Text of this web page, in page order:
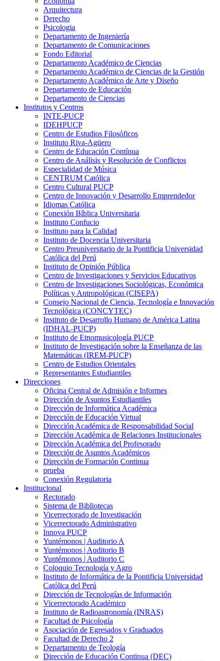
Arquitectura
Derecho
Psicologia
Departamento de Ingeniería
Departamento de Comunicaciones
Fondo Editorial
Departamento Académico de Ciencias
Departamento Académico de Ciencias de la Gestión
Departamento Académico de Arte y Diseño
Departamento de Educación
Departamento de Ciencias
Institutos y Centros
INTE-PUCP
IDEHPUCP
Centro de Estudios Filosóficos
Instituto Riva-Agüero
Centro de Educación Contínua
Centro de Análisis y Resolución de Conflictos
Especialidad de Música
CENTRUM Católica
Centro Cultural PUCP
Centro de Innovación y Desarrollo Emprendedor
Idiomas Católica
Conexión Bíblica Universitaria
Instituto Confucio
Instituto para la Calidad
Instituto de Docencia Universitaria
Centro Preuniversitario de la Pontificia Universidad
Católica del Perú
Instituto de Opinión Pública
Centro de Investigaciones y Servicios Educativos
Centro de Investigaciones Sociológicas, Económica
Políticas y Antropológicas (CISEPA)
Consejo Nacional de Ciencia, Tecnología e Innovación
Tecnológica (CONCYTEC)
Instituto de Desarrollo Humano de América Latina
(IDHAL-PUCP)
Instituto de Etnomusicología PUCP
Instituto de Investigación sobre la Enseñanza de las
Matemáticas (IREM-PUCP)
Centro de Estudios Orientales
Representantes Estudiantiles
Direcciones
Oficina Central de Admisión e Informes
Dirección de Asuntos Estudiantiles
Dirección de Informática Académica
Dirección de Educación Virtual
Dirección Académica de Responsabilidad Social
Dirección Académica de Relaciones Institucionales
Dirección Académica del Profesorado
Dirección de Asuntos Académicos
Dirección de Formación Continua
prueba
Conexión Regulatoria
Institucional
Rectorado
Sistema de Bibliotecas
Vicerrectorado de Investigación
Vicerrectorado Administrativo
Innova PUCP
Yuntémonos | Auditorio A
Yuntémonos | Auditorio B
Yuntémonos | Auditorio C
Coloquio Tecnología y Agro
Instituto de Informática de la Pontificia Universidad
Católica del Perú
Dirección de Tecnologías de Información
Vicerrectorado Académico
Instituto de Radioastronomía (INRAS)
Facultad de Psicología
Asociación de Egresados y Graduados
Facultad de Derecho 2
Departamento de Teología
Dirección de Educación Continua (DEC)